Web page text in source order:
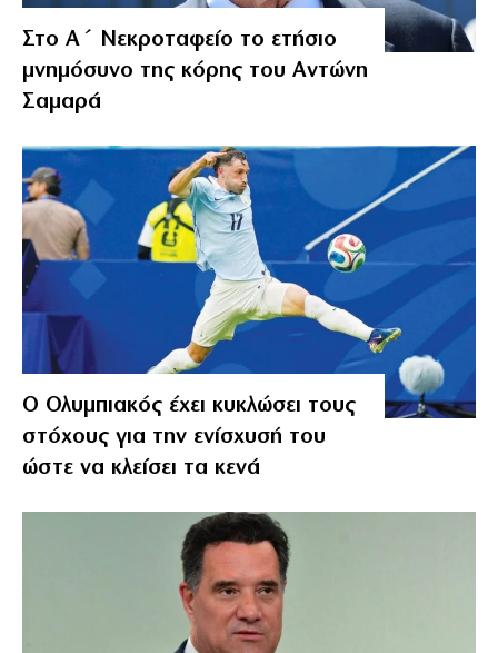
Στο Α΄ Νεκροταφείο το ετήσιο
μνημόσυνο της κόρης του Αντώνη
Σαμαρά
Ο Ολυμπιακός έχει κυκλώσει τους
στόχους για την ενίσχυσή του
ώστε να κλείσει τα κενά